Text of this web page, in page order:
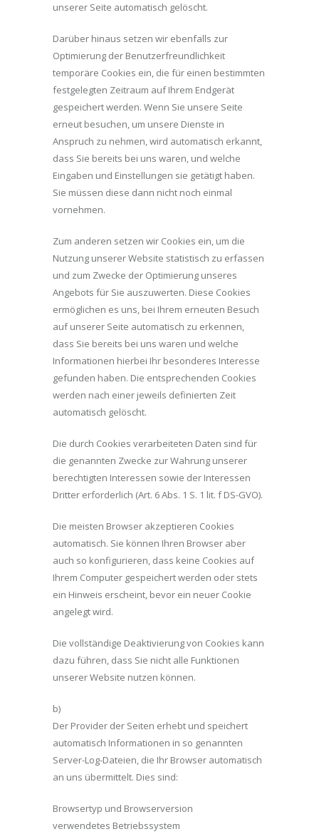
unserer Seite automatisch gelöscht.
Darüber hinaus setzen wir ebenfalls zur
Optimierung der Benutzerfreundlichkeit
temporäre Cookies ein, die für einen bestimmten
festgelegten Zeitraum auf Ihrem Endgerät
gespeichert werden. Wenn Sie unsere Seite
erneut besuchen, um unsere Dienste in
Anspruch zu nehmen, wird automatisch erkannt,
dass Sie bereits bei uns waren, und welche
Eingaben und Einstellungen sie getätigt haben.
Sie müssen diese dann nicht noch einmal
vornehmen.
Zum anderen setzen wir Cookies ein, um die
Nutzung unserer Website statistisch zu erfassen
und zum Zwecke der Optimierung unseres
Angebots für Sie auszuwerten. Diese Cookies
ermöglichen es uns, bei Ihrem erneuten Besuch
auf unserer Seite automatisch zu erkennen,
dass Sie bereits bei uns waren und welche
Informationen hierbei Ihr besonderes Interesse
gefunden haben. Die entsprechenden Cookies
werden nach einer jeweils definierten Zeit
automatisch gelöscht.
Die durch Cookies verarbeiteten Daten sind für
die genannten Zwecke zur Wahrung unserer
berechtigten Interessen sowie der Interessen
Dritter erforderlich (Art. 6 Abs. 1 S. 1 lit. f DS-GVO).
Die meisten Browser akzeptieren Cookies
automatisch. Sie können Ihren Browser aber
auch so konfigurieren, dass keine Cookies auf
Ihrem Computer gespeichert werden oder stets
ein Hinweis erscheint, bevor ein neuer Cookie
angelegt wird.
Die vollständige Deaktivierung von Cookies kann
dazu führen, dass Sie nicht alle Funktionen
unserer Website nutzen können.
b)
Der Provider der Seiten erhebt und speichert
automatisch Informationen in so genannten
Server-Log-Dateien, die Ihr Browser automatisch
an uns übermittelt. Dies sind:
Browsertyp und Browserversion
verwendetes Betriebssystem